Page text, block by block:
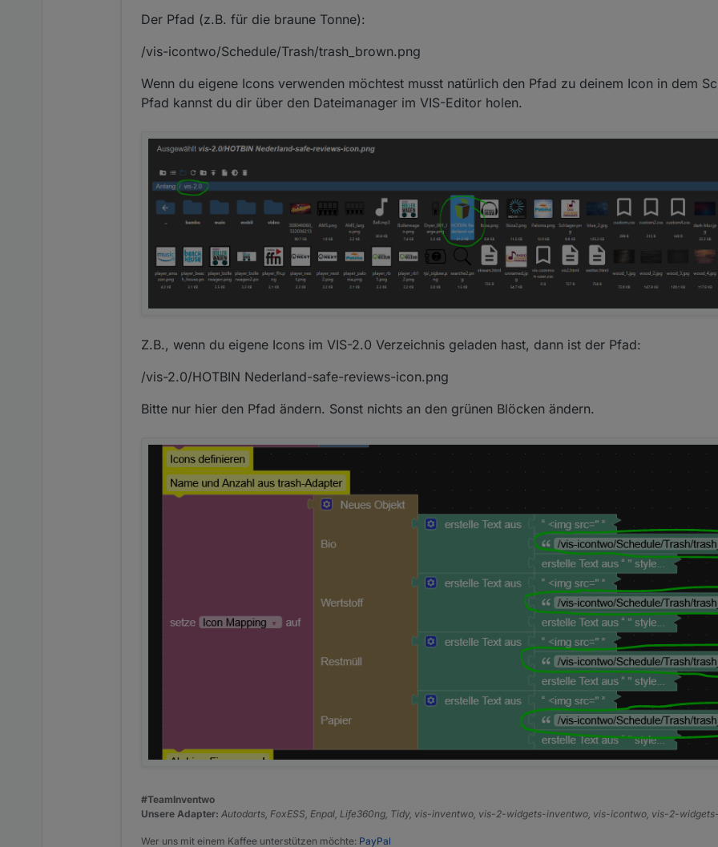
Der Pfad (z.B. für die braune Tonne):
/vis-icontwo/Schedule/Trash/trash_brown.png
Wenn du eigene Icons verwenden möchtest musst natürlich den Pfad zu deinem Icon in dem
Pfad kannst du dir über den Dateimanager im VIS-Editor holen.
Z.B., wenn du eigene Icons im VIS-2.0 Verzeichnis geladen hast, dann ist der Pfad:
/vis-2.0/HOTBIN Nederland-safe-reviews-icon.png
Bitte nur hier den Pfad ändern. Sonst nichts an den grünen Blöcken ändern.
#TeamInventwo
Unsere Adapter: Autodarts, FoxESS, Enpal, Life360ng, Tidy, vis-inventwo, vis-2-widgets-inventwo, vis-icontwo, vis-2-
Wer uns mit einem Kaffee unterstützen möchte: PayPal